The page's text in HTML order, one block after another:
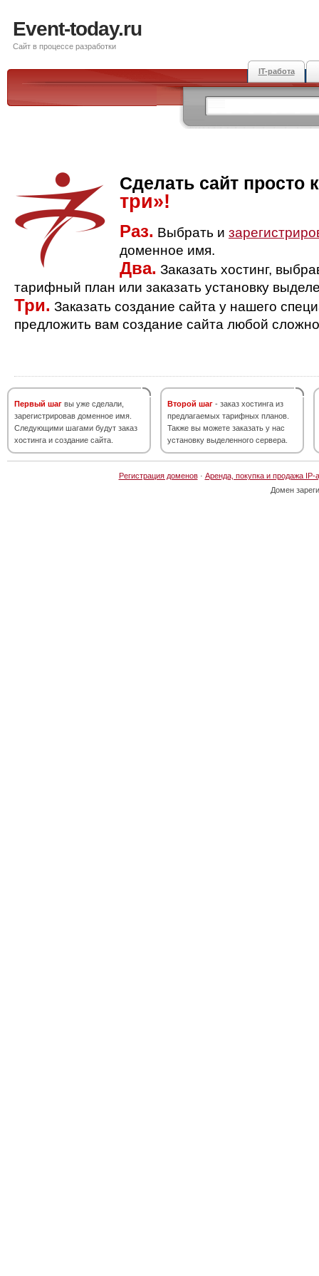
Event-today.ru
Сайт в процессе разработки
IT-работа
Сделать сайт просто
три»!
Раз. Выбрать и
доменное имя.
Два. Заказать хостинг,
тарифный план или заказать установку
Три. Заказать создание сайта у нашего
предложить вам создание сайта любой
Первый шаг вы уже сделали,
зарегистрировав доменное имя.
Следующими шагами будут заказ
хостинга и создание сайта.
Второй шаг - заказ хостинга из
предлагаемых тарифных планов.
Также вы можете заказать у нас
установку выделенного сервера.
Регистрация доменов· Аренда, покупка и продажа IP-
Домен